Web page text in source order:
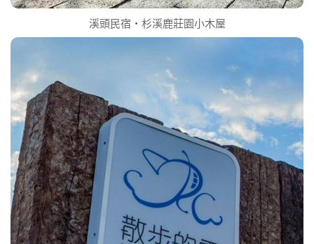
溪頭民宿‧杉溪鹿莊園小木屋